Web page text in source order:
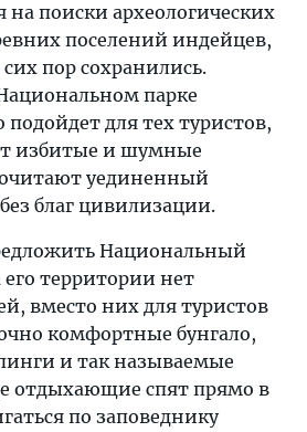
на поиски археологических
поселений индейцев,
пор сохранились.
парке
для тех туристов,
избитые и шумные
уединенный
благ цивилизации.
Национальный
территории нет
вместо них для туристов
комфортные бунгало,
и так называемые
отдыхающие спят прямо в
по заповеднику